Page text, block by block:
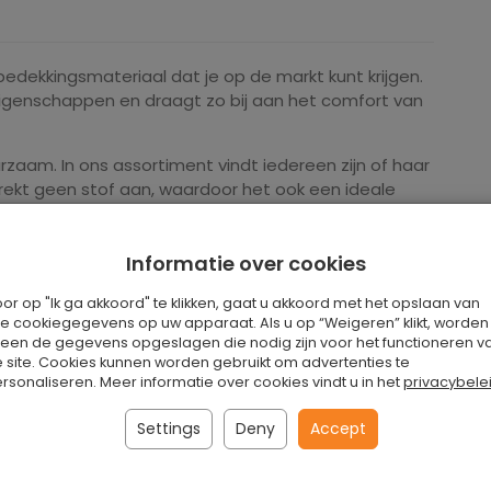
dat je op de markt kunt krijgen.
en draagt zo bij aan het comfort van
In ons assortiment vindt iedereen zijn of haar
geen stof aan, waardoor het ook een ideale
mensen met een allergie.
geeft ons niet alleen een aantrekkelijke
isolatie.
Informatie over cookies
op "Ik ga akkoord" te klikken, gaat u akkoord met het opslaan van
cookiegegevens op uw apparaat. Als u op “Weigeren” klikt, worden
de gegevens opgeslagen die nodig zijn voor het functioneren
site. Cookies kunnen worden gebruikt om advertenties te
Meer informatie over cookies vindt u in het
Settings Deny Accept